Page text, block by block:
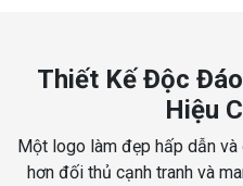
Thiết Kế Độc
Hiệu
Một logo làm đẹp hấp dẫn
hơn đối thủ cạnh tranh và